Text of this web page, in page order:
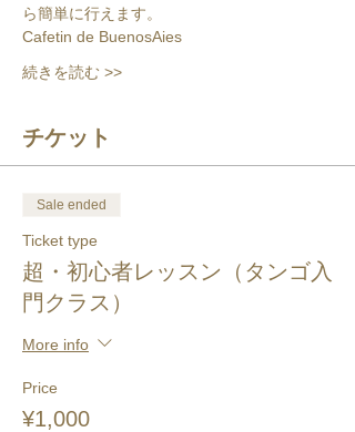
ら簡単に行えます。
Cafetin de BuenosAies
続きを読む >>
チケット
Sale ended
Ticket type
超・初心者レッスン（タンゴ入
門クラス）
More info
Price
¥1,000